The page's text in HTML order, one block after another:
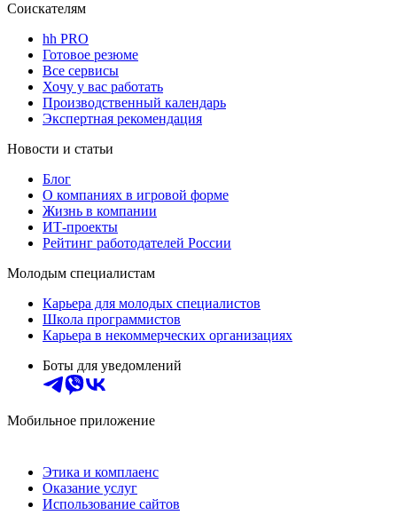
Соискателям
hh PRO
Готовое резюме
Все сервисы
Хочу у вас работать
Производственный календарь
Экспертная рекомендация
Новости и статьи
Блог
О компаниях в игровой форме
Жизнь в компании
ИТ-проекты
Рейтинг работодателей России
Молодым специалистам
Карьера для молодых специалистов
Школа программистов
Карьера в некоммерческих организациях
Боты для уведомлений
Мобильное приложение
Этика и комплаенс
Оказание услуг
Использование сайтов